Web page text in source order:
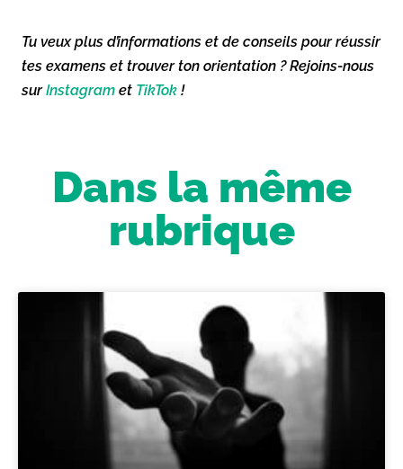
Tu veux plus d’informations et de conseils pour réussir
tes examens et trouver ton orientation ? Rejoins-nous
surInstagram et TikTok !
Dans la même
rubrique